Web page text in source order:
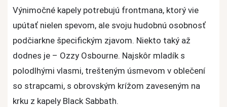
Výnimočné kapely potrebujú frontmana, ktorý vie
upútať nielen spevom, ale svoju hudobnú osobnosť
podčiarkne špecifickým zjavom. Niekto taký až
dodnes je – Ozzy Osbourne. Najskôr mladík s
polodlhými vlasmi, trešteným úsmevom v oblečení
so strapcami, s obrovským krížom zaveseným na
krku z kapely Black Sabbath.